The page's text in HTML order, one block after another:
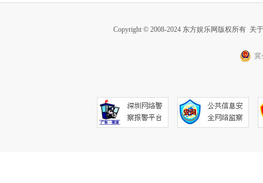
Copyright © 2008-2024 东方娱乐网版权所有 关
冀